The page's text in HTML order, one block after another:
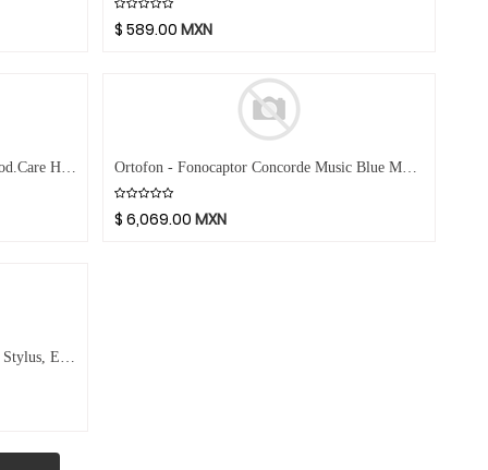
$589.00 MXN
Ortofon - Kit De Accesorios Hi-Fi Mod.Care HiFi Kit
$6,069.00 MXN
Ortofon - Aguja Para Fonocaptor Dje Stylus, Elíptical Mod.Stylus Dje